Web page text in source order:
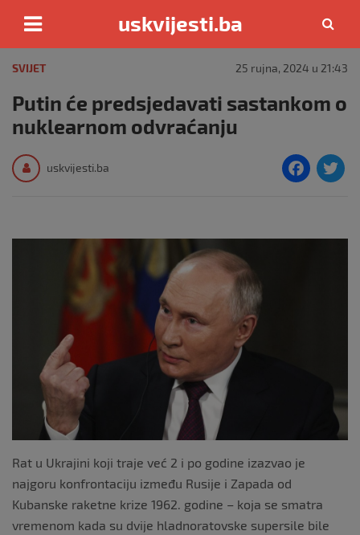
content
uskvijesti.ba
SVIJET 25 rujna, 2024 u 21:43
Putin će predsjedavati sastankom o
nuklearnom odvraćanju
uskvijesti.ba
F
e
Rat u Ukrajini koji traje već 2 i po godine izazvao je
najgoru konfrontaciju između Rusije i Zapada od
Kubanske raketne krize 1962. godine – koja se smatra
vremenom kada su dvije hladnoratovske supersile bile